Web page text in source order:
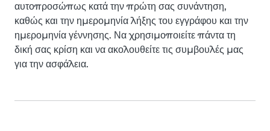
αυτοπροσώπως κατά την πρώτη σας συνάντηση,
καθώς και την ημερομηνία λήξης του εγγράφου και την
ημερομηνία γέννησης. Να χρησιμοποιείτε πάντα τη
δική σας κρίση και να ακολουθείτε τις συμβουλές μας
για την ασφάλεια.